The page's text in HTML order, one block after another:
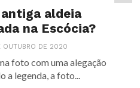
aldeia
na Escócia?
OUTUBRO DE 2020
foto com uma alegação
a legenda, a foto...